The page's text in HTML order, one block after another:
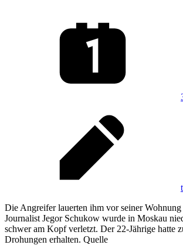
Die Angreifer lauerten ihm vor seiner Wohnung
Journalist Jegor Schukow wurde in Moskau
schwer am Kopf verletzt. Der 22-Jährige hatte
Drohungen erhalten. Quelle